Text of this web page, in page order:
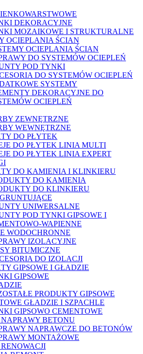
DEKORACYJNE
MOZAIKOWE I STRUKTURALNE
OCIEPLANIA ŚCIAN
OCIEPLANIA ŚCIAN
DO SYSTEMÓW OCIEPLEŃ
POD TYNKI
DO SYSTEMÓW OCIEPLEŃ
SYSTEMY
DEKORACYJNE DO
OCIEPLEŃ
ZEWNĘTRZNE
WEWNĘTRZNE
DO PŁYTEK
DO PŁYTEK LINIA MULTI
DO PŁYTEK LINIA EXPERT
DO KAMIENIA I KLINKIERU
DO KAMIENIA
DO KLINKIERU
UNIWERSALNE
POD TYNKI GIPSOWE I
WAPIENNE
WODOCHRONNE
IZOLACYJNE
BITUMICZNE
DO IZOLACJI
GIPSOWE I GŁADZIE
GIPSOWE
PRODUKTY GIPSOWE
GŁADZIE I SZPACHLE
GIPSOWO CEMENTOWE
NAPRAWY BETONU
NAPRAWCZE DO BETONÓW
MONTAŻOWE